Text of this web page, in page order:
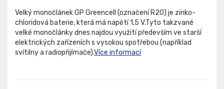
Velký monočlánek GP Greencell (označení R20) je zinko-
chloridová baterie, která má napětí 1,5 V.Tyto takzvané
velké monočlánky dnes najdou využití především ve starší
elektrických zařízeních s vysokou spotřebou (například
svítilny a radiopřijímače).Více informací